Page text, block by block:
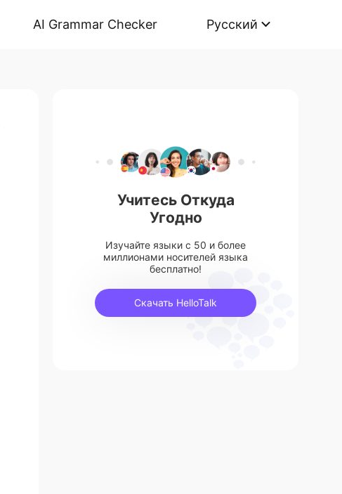
AI Grammar Checker Русский
Учитесь Откуда
Угодно
Изучайте языки с 50 и более
миллионами носителей языка
бесплатно!
Скачать HelloTalk